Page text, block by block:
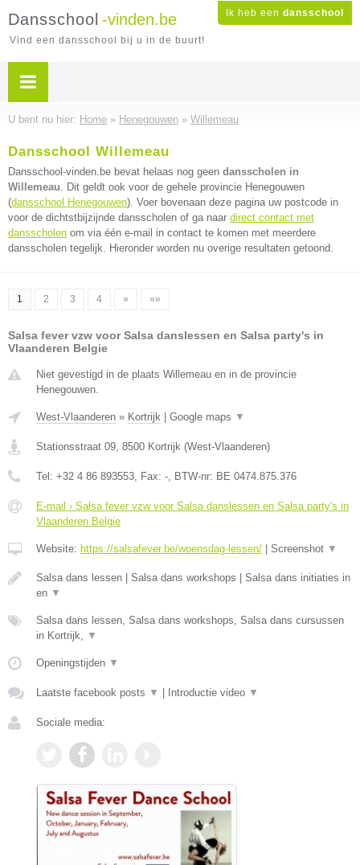
Ik heb een dansschool
Dansschool -vinden.be
Vind een dansschool bij u in de buurt!
U bent nu hier: Home » Henegouwen » Willemeau
Dansschool Willemeau
Dansschool-vinden.be bevat helaas nog geen dansscholen in
Willemeau. Dit geldt ook voor de gehele provincie Henegouwen
(dansschool Henegouwen). Voer bovenaan deze pagina uw postcode in
voor de dichtstbijzijnde dansscholen of ga naar direct contact met
dansscholen om via één e-mail in contact te komen met meerdere
dansscholen tegelijk. Hieronder worden nu overige resultaten getoond.
1 2 3 4 » »»
Salsa fever vzw voor Salsa danslessen en Salsa party's in
Vlaanderen Belgie
Niet gevestigd in de plaats Willemeau en in de provincie
Henegouwen.
West-Vlaanderen » Kortrijk Google maps ▼
Stationsstraat 09, 8500 Kortrijk (West-Vlaanderen)
Tel: +32 4 86 893553, Fax: -, BTW-nr: BE 0474.875.376
E-mail › Salsa fever vzw voor Salsa danslessen en Salsa party's in
Vlaanderen Belgie
Website: https://salsafever.be/woensdag-lessen/ Screenshot ▼
Salsa dans lessen | Salsa dans workshops | Salsa dans initiaties in
en ▼
Salsa dans lessen, Salsa dans workshops, Salsa dans cursussen
in Kortrijk, ▼
Openingstijden ▼
Laatste facebook posts ▼ Introductie video ▼
Sociale media: